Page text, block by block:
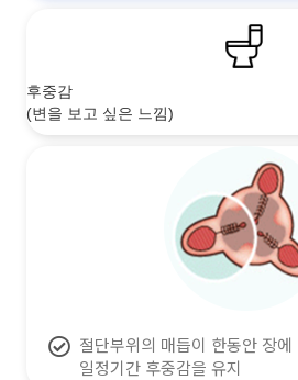
후중감
(변을 보고 싶은 느낌)
절단부위의 매듭이 한동안 장
일정기간 후중감을 유지